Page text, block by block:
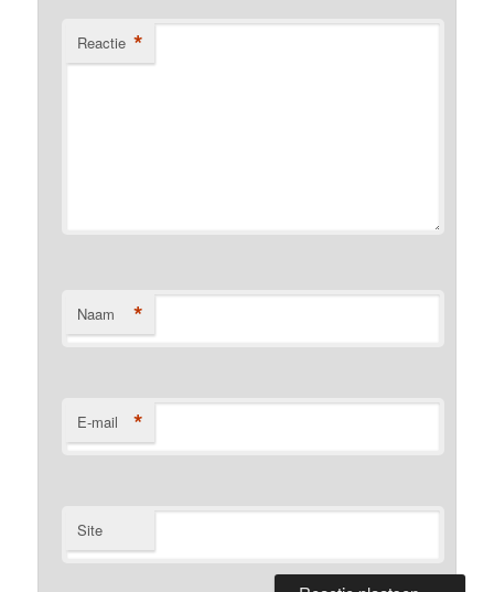
Reactie *
Naam *
E-mail *
Site